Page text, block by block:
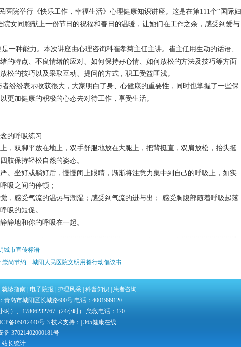
医院举行《快乐工作，幸福生活》心理健康知识讲座。这是在第111个“国际妇
院女同胞献上一份节日的祝福和春日的温暖，让她们在工作之余，感受到爱与
一种能力。本次讲座由心理咨询科崔孝菊主任主讲。崔主任用生动的话语、
的特点、不良情绪的应对、如何保持好心情、如何放松的方法及技巧等方面
松的技巧以及采取互动、提问的方式，职工受益匪浅。
纷纷表示收获很大，大家明白了身、心健康的重要性，同时也掌握了一些保
更加健康的积极的心态去对待工作，享受生活。
的呼吸练习
，双脚平放在地上，双手舒服地放在大腿上，把背挺直，双肩放松，抬头挺
肢保持轻松自然的姿态。
。坐好或躺好后，慢慢闭上眼睛，渐渐将注意力集中到自己的呼吸上，如实
吸之间的停顿；
，感受气流的温热与潮湿；感受到气流的进与出； 感受胸腹部随着呼吸起落
吸的短促。
静地和你的呼吸在一起。
城市宣传标语
尚节约---城阳人民医院文明用餐行动倡议书
就诊指南 电子院报 护理风采 科普知识
患者咨询
岛市城阳区长城路600号 电话：4001999120
时）、17806232767（24小时） 急救电话：120
备05012440号-3技术支持：| 365健康在线
备 37021402000181号
站长统计